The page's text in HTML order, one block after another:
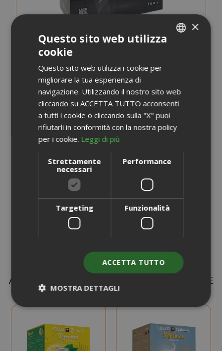
Capsule Saida Gusto Espresso Compatibili Dolce
Gusto, Miscela White Casa
da 0,248 €
A partire da
15,45 €
Guadagna 150 Saida Points
SCEGLI LA QUANTITÀ
Aggiungi alla Lista di Confronto
ALTRI CLIENTI COME TE COMPRANO ANCHE
×
Questo sito web utilizza
cookie
Questo sito web utilizza i cookie per
migliorare la tua esperienza di
navigazione. Utilizzando il nostro sito web
cliccando su ACCETTA TUTTO acconsenti
a tutti i cookie o cliccando sulla "X" puoi
rifiutarli in conformità con la nostra policy
per i cookie. Leggi di più
Strettamente
necessari
Performance
Targeting Funzionalità
ACCETTA TUTTO
MOSTRA DETTAGLI
Strettamente necessari
Performance
Targeting